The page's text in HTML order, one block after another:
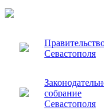
Севастополя
собрание
Севастополя